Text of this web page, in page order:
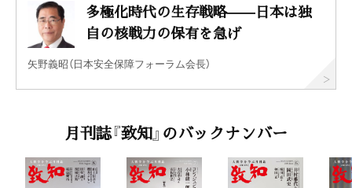
多極化時代の生存戦略——日本は独
自の核戦力の保有を急げ
矢野義昭（日本安全保障フォーラム会長）
月刊誌『致知』のバックナンバー